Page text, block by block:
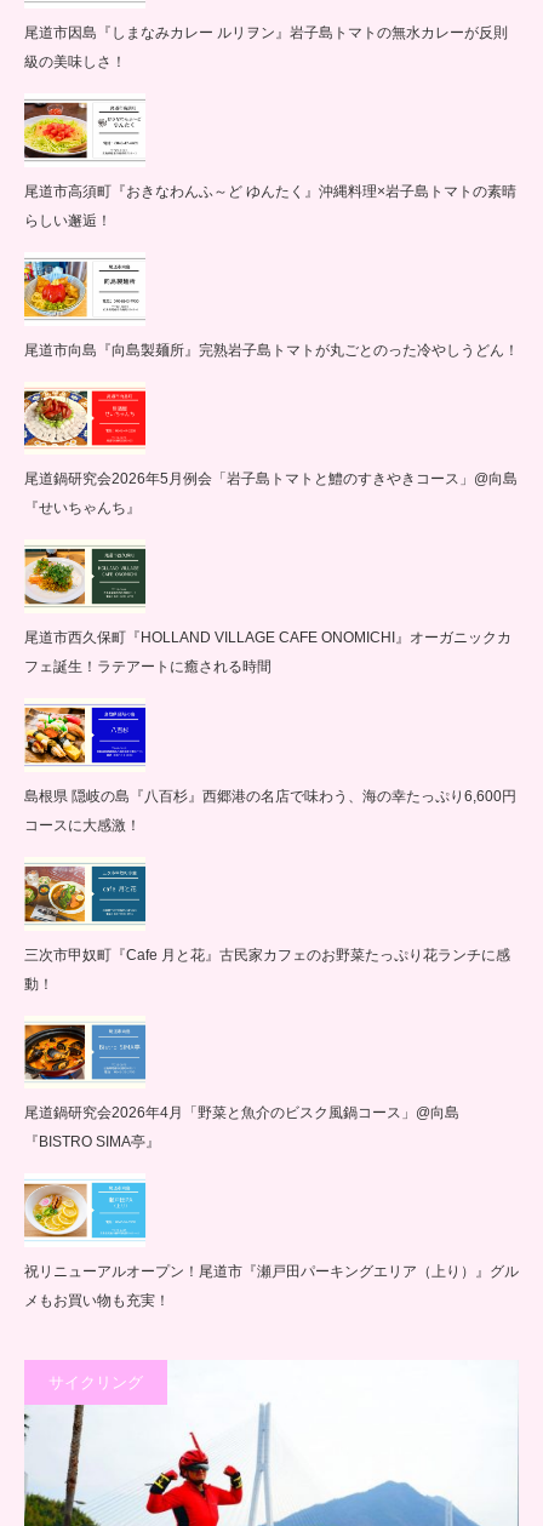
尾道市因島『しまなみカレー ルリヲン』岩子島トマトの無水カレーが反則
級の美味しさ！
尾道市高須町『おきなわんふ～ど ゆんたく』沖縄料理×岩子島トマトの素晴
らしい邂逅！
尾道市向島『向島製麺所』完熟岩子島トマトが丸ごとのった冷やしうどん！
尾道鍋研究会2026年5月例会「岩子島トマトと鱧のすきやきコース」@向島
『せいちゃんち』
尾道市西久保町『HOLLAND VILLAGE CAFE ONOMICHI』オーガニックカ
フェ誕生！ラテアートに癒される時間
島根県 隠岐の島『八百杉』西郷港の名店で味わう、海の幸たっぷり6,600円
コースに大感激！
三次市甲奴町『Cafe 月と花』古民家カフェのお野菜たっぷり花ランチに感
動！
尾道鍋研究会2026年4月「野菜と魚介のビスク風鍋コース」@向島
『BISTRO SIMA亭』
祝リニューアルオープン！尾道市『瀬戸田パーキングエリア（上り）』グル
メもお買い物も充実！
サイクリング